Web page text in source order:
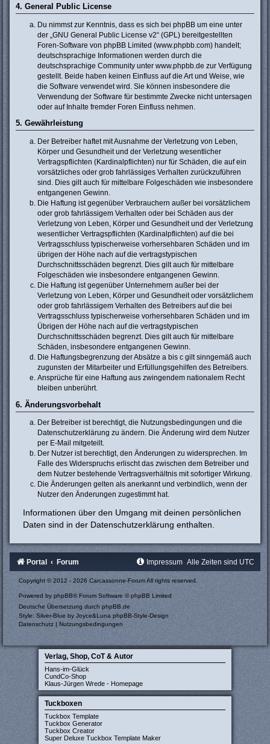
4. General Public License
Du nimmst zur Kenntnis, dass es sich bei phpBB um eine unter
der „ GNU General Public License v2“ (GPL) bereitgestellten
Foren-Software von phpBB Limited (www.phpbb.com) handelt;
deutschsprachige Informationen werden durch die
deutschsprachige Community unter www.phpbb.de zur Verfügung
gestellt. Beide haben keinen Einfluss auf die Art und Weise, wie
die Software verwendet wird. Sie können insbesondere die
Verwendung der Software für bestimmte Zwecke nicht untersagen
oder auf Inhalte fremder Foren Einfluss nehmen.
5. Gewährleistung
Der Betreiber haftet mit Ausnahme der Verletzung von Leben,
Körper und Gesundheit und der Verletzung wesentlicher
Vertragspflichten (Kardinalpflichten) nur für Schäden, die auf ein
vorsätzliches oder grob fahrlässiges Verhalten zurückzuführen
sind. Dies gilt auch für mittelbare Folgeschäden wie insbesondere
entgangenen Gewinn.
Die Haftung ist gegenüber Verbrauchern außer bei vorsätzlichem
oder grob fahrlässigem Verhalten oder bei Schäden aus der
Verletzung von Leben, Körper und Gesundheit und der Verletzung
wesentlicher Vertragspflichten (Kardinalpflichten) auf die bei
Vertragsschluss typischerweise vorhersehbaren Schäden und im
übrigen der Höhe nach auf die vertragstypischen
Durchschnittsschäden begrenzt. Dies gilt auch für mittelbare
Folgeschäden wie insbesondere entgangenen Gewinn.
Die Haftung ist gegenüber Unternehmern außer bei der
Verletzung von Leben, Körper und Gesundheit oder vorsätzlichem
oder grob fahrlässigem Verhalten des Betreibers auf die bei
Vertragsschluss typischerweise vorhersehbaren Schäden und im
Übrigen der Höhe nach auf die vertragstypischen
Durchschnittsschäden begrenzt. Dies gilt auch für mittelbare
Schäden, insbesondere entgangenen Gewinn.
Die Haftungsbegrenzung der Absätze a bis c gilt sinngemäß auch
zugunsten der Mitarbeiter und Erfüllungsgehilfen des Betreibers.
Ansprüche für eine Haftung aus zwingendem nationalem Recht
bleiben unberührt.
6. Änderungsvorbehalt
Der Betreiber ist berechtigt, die Nutzungsbedingungen und die
Datenschutzerklärung zu ändern. Die Änderung wird dem Nutzer
per E-Mail mitgeteilt.
Der Nutzer ist berechtigt, den Änderungen zu widersprechen. Im
Falle des Widerspruchs erlischt das zwischen dem Betreiber und
dem Nutzer bestehende Vertragsverhältnis mit sofortiger Wirkung.
Die Änderungen gelten als anerkannt und verbindlich, wenn der
Nutzer den Änderungen zugestimmt hat.
Informationen über den Umgang mit deinen persönlichen
Daten sind in der Datenschutzerklärung enthalten.
Portal Forum Alle Zeiten sind UTC
Impressum
Copyright © 2012 - 2026 Carcassonne-Forum All rights reserved.
Powered by phpBB® Forum Software © phpBB Limited
Deutsche Übersetzung durch phpBB.de
Style: Silver-Blue by Joyce&LunaphpBB-Style-Design
Datenschutz |Nutzungsbedingungen
Verlag, Shop, CoT & Autor
Hans-im-Glück
CundCo-Shop
Klaus-Jürgen Wrede - Homepage
Tuckboxen
Tuckbox Template
Tuckbox Generator
Tuckbox Creator
Super Deluxe Tuckbox Template Maker